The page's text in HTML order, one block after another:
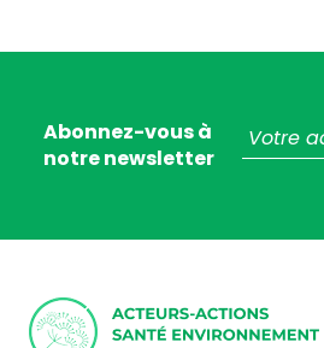
Abonnez-vous à
notre newsletter